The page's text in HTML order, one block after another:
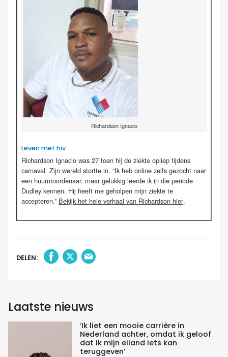
Richardson Ignacio
Leven met hiv
Richardson Ignacio was 27 toen hij de ziekte opliep tijdens
carnaval. Zijn wereld stortte in. “Ik heb online zelfs gezocht naar
een huurmoordenaar, maar gelukkig leerde ik in die periode
Dudley kennen. Hij heeft me geholpen mijn ziekte te
accepteren.” Bekijk het hele verhaal van Richardson hier.
DELEN:
Laatste nieuws
‘Ik liet een mooie carrière in
Nederland achter, omdat ik geloof
dat ik mijn eiland iets kan
teruggeven’